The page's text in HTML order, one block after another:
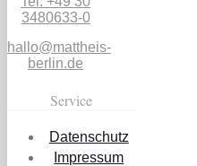
3480633-0
hallo@mattheis-
berlin.de
Service
Datenschutz
Impressum